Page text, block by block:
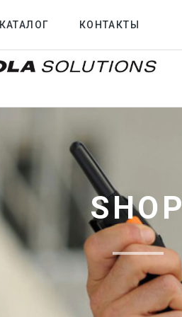
КАТАЛОГ КОНТАКТЫ
SHOP